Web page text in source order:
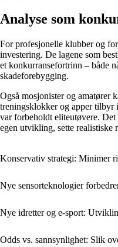
Analyse som
For profesjonelle klubber og
investering. De lagene som
et konkurransefortrinn – både
skadeforebygging.
Også mosjonister og amatører
treningsklokker og apper tilbyr
var forbeholdt eliteutøvere.
egen utvikling, sette realistiske
Konservativ strategi: Minimer
Nye sensorteknologier
Nye idretter og e-sport:
Odds vs. sannsynlighet: Slik